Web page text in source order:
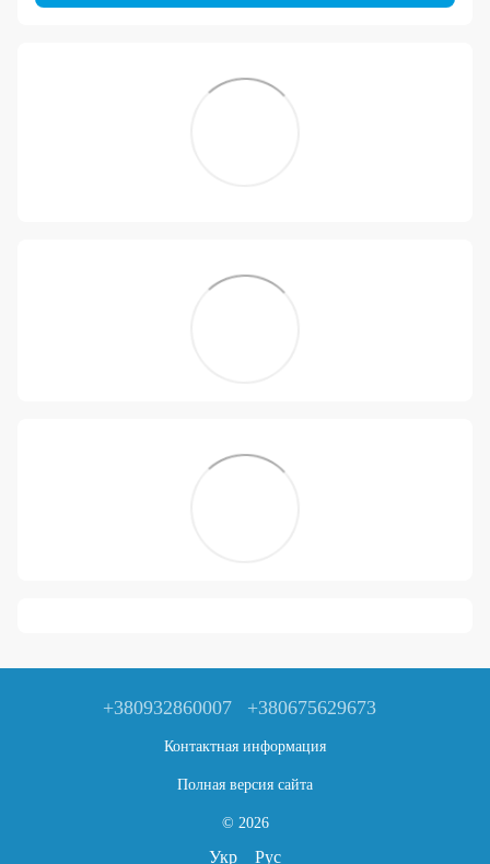
+380932860007 +380675629673
Контактная информация
Полная версия сайта
© 2026
Укр Рус